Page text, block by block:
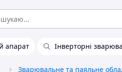
апарат Інверторні